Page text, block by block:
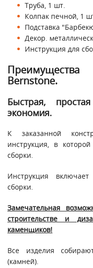
Труба, 1 шт.
Колпак печной, 1
Подставка
Декор.
Инструкция для
Bernstone.
Быстрая,
экономия.
К заказанной
инструкция, в
сборки.
Инструкция
сборки.
Замечательная
строительстве и
каменщиков!
Все изделия
(камней).